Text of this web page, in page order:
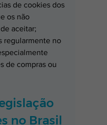
de cookies dos
os não
aceitar;
regularmente no
de compras ou
no Brasil